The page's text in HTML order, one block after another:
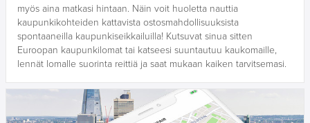
myös aina matkasi hintaan. Näin voit huoletta nauttia
kaupunkikohteiden kattavista ostosmahdollisuuksista
spontaaneilla kaupunkiseikkailuilla! Kutsuvat sinua sitten
Euroopan kaupunkilomat tai katseesi suuntautuu kaukomaille,
lennät lomalle suorinta reittiä ja saat mukaan kaiken tarvitsemasi.